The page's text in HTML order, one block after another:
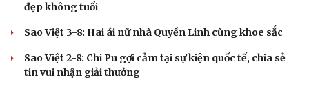
đẹp không tuổi
Sao Việt 3-8: Hai ái nữ nhà Quyền Linh cùng khoe sắc
Sao Việt 2-8: Chi Pu gợi cảm tại sự kiện quốc tế, chia sẻ
tin vui nhận giải thưởng